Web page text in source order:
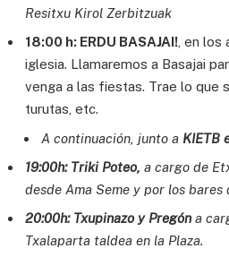
Resitxu Kirol Zerbitzuak
18:00 h: ERDU BASAJAI! , en
iglesia. Llamaremos a Basajai
venga a las fiestas. Trae lo que
turutas, etc.
A continuación, junto a KIETB
19:00h: Triki Poteo, a cargo de
desde Ama Seme y por los bares
20:00h: Txupinazo y Pregóna
Txalaparta taldea en la Plaza.